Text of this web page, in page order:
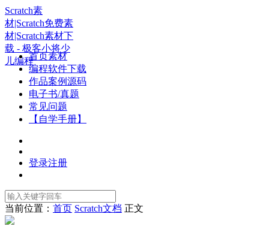
Scratch素
材|Scratch免费素
材|Scratch素材下
载 - 极客小将少
儿编程首页素材
编程软件下载
作品案例源码
电子书/真题
常见问题
【自学手册】
登录注册
当前位置： 首页 Scratch文档 正文